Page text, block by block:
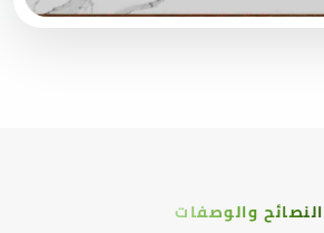
النصائح والوصفات